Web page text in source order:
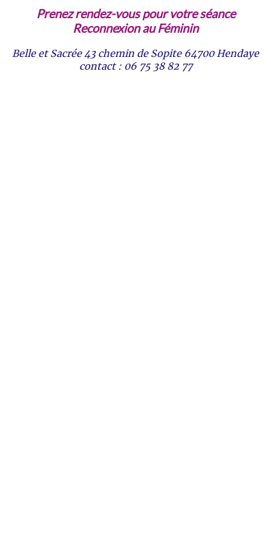
Prenez rendez-vous pour votre séance
Reconnexion au Féminin
Belle et Sacrée 43 chemin de Sopite 64700 Hendaye
contact : 06 75 38 82 77